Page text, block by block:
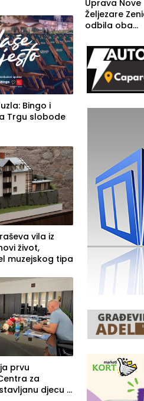
Bingo i
Trgu slobode
vila iz
život,
muzejskog tipa
prvu
za
djecu u
Uprava Nove
Željezare
odbila oba
FBiH: Ustrajni
stečaj jedino